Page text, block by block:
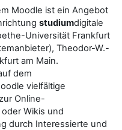
Moodle ist ein Angebot
studiumdigitale
Universität Frankfurt
Theodor-W.-
am Main.
dem
vielfältige
Online-
Wikis und
durch Interessierte und